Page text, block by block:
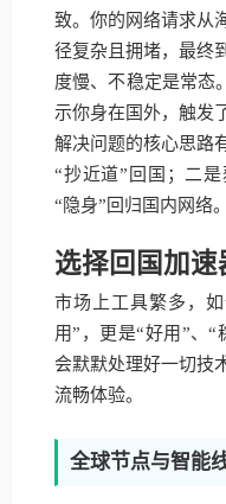
致。你的网络请求从
径复杂且拥堵，最终
度慢、不稳定是常态
示你身在国外，触发
解决问题的核心思路
“抄近道”回国；二
“隐身”回归国内网络。
选择回国加
市场上工具繁多，
用”，更是“好用”、“
会默默处理好一切技
流畅体验。
全球节点与智能